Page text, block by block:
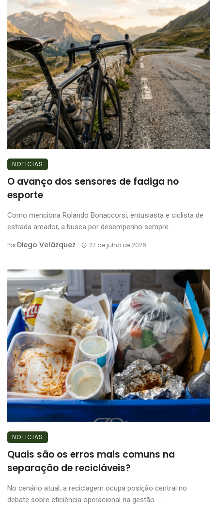
NOTICIAS
O avanço dos sensores de fadiga no
esporte
Como menciona Rolando Bonaccorsi, entusiasta e ciclista de
estrada amador, a busca por desempenho sempre ...
PorDiego Velázquez 27 de julho de 2026
NOTICIAS
Quais são os erros mais comuns na
separação de recicláveis?
No cenário atual, a reciclagem ocupa posição central no
debate sobre eficiência operacional na gestão ...